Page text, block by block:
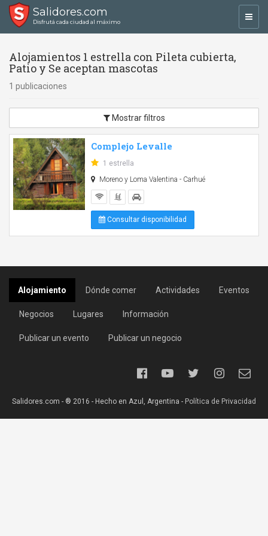
Salidores.com
Disfrutá cada ciudad al máximo
Alojamientos 1 estrella con Pileta cubierta,
Patio y Se aceptan mascotas
1 publicaciones
Mostrar filtros
Complejo Levalle
1 estrella
Moreno y Loma Valentina - Carhué
Consultar disponibilidad
Alojamiento Dónde comer Actividades Eventos
Negocios Lugares Información
Publicar un evento Publicar un negocio
Salidores.com - ® 2016 - Hecho en Azul, Argentina - Política de Privacidad